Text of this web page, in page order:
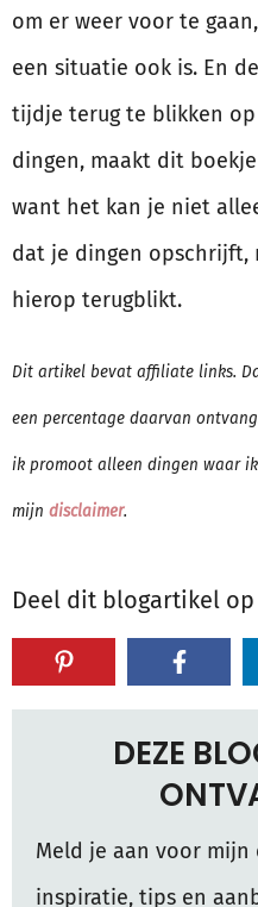
om er weer voor te
een situatie ook is. En
tijdje terug te blikken
dingen, maakt dit
want het kan je niet
dat je dingen opschrijft,
hierop terugblikt.
Dit artikel bevat affiliate links.
een percentage daarvan
ik promoot alleen dingen waar
mijn disclaimer.
Deel dit blogartikel
DEZE
Meld je aan voor
inspiratie, tips en